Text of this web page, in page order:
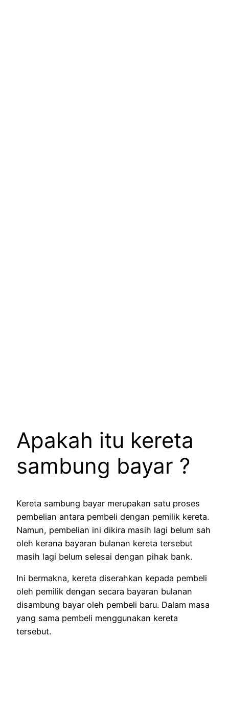
Apakah itu kereta
sambung bayar ?
Kereta sambung bayar merupakan satu proses
pembelian antara pembeli dengan pemilik kereta.
Namun, pembelian ini dikira masih lagi belum sah
oleh kerana bayaran bulanan kereta tersebut
masih lagi belum selesai dengan pihak bank.
Ini bermakna, kereta diserahkan kepada pembeli
oleh pemilik dengan secara bayaran bulanan
disambung bayar oleh pembeli baru. Dalam masa
yang sama pembeli menggunakan kereta
tersebut.